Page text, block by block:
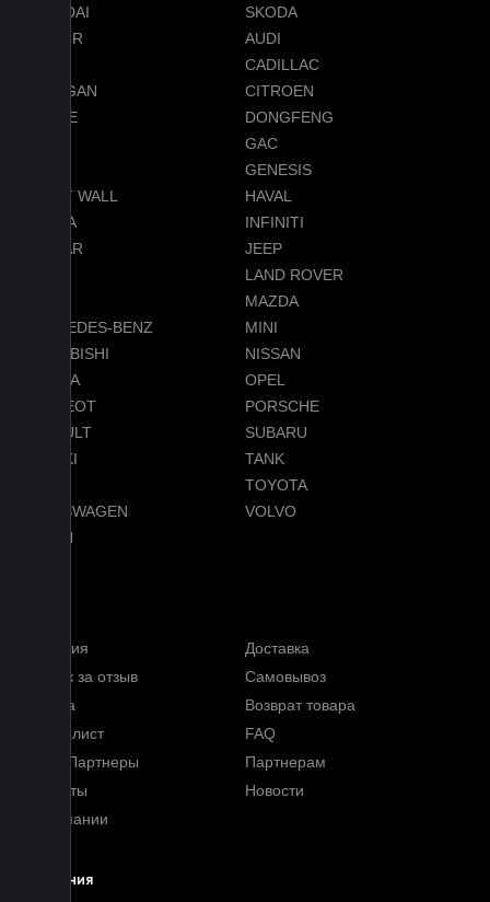
HYUNDAI
SKODA
JETOUR
AUDI
CADILLAC
CHANGAN
CITROEN
DODGE
DONGFENG
GAC
GENESIS
GREAT WALL
HAVAL
HONDA
INFINITI
JAGUAR
JEEP
LAND ROVER
MAZDA
MERCEDES-BENZ
MINI
MITSUBISHI
NISSAN
OMODA
OPEL
PEUGEOT
PORSCHE
RENAULT
SUBARU
SUZUKI
TANK
TOYOTA
VOLKSWAGEN
VOLVO
VOYAH
Гарантия
Доставка
Кэшбэк за отзыв
Самовывоз
Оплата
Возврат товара
Прайс-лист
FAQ
Наши Партнеры
Партнерам
Контакты
Новости
О компании
Компания